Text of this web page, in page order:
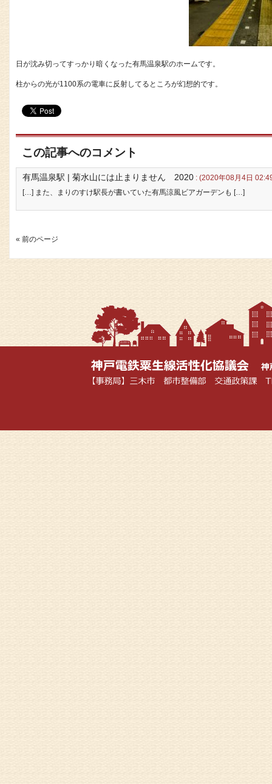
日が沈み切ってすっかり暗くなった有馬温泉駅のホームです。
柱からの光が1100系の電車に反射してるところが幻想的です。
この記事へのコメント
有馬温泉駅 | 菊水山には止まりません 2020 : (2020年08月4日
[…] また、まりのすけ駅長が書いていた有馬涼風ビアガーデンも […]
« 前のページ